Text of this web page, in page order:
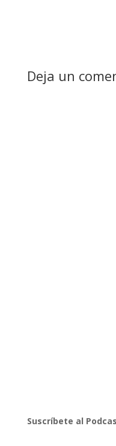
Deja un
Suscríbete al